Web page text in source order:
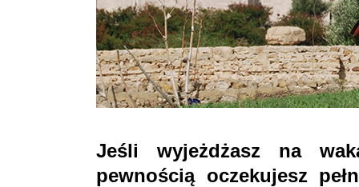
Jeśli wyjeżdżasz na
pewnością oczekujesz